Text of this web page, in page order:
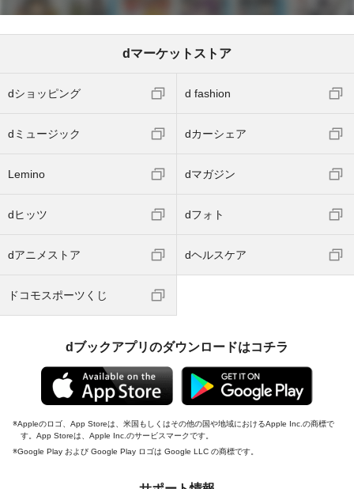
dマーケットストア
dショッピング d fashion
dミュージック dカーシェア
Lemino dマガジン
dヒッツ dフォト
dアニメストア dヘルスケア
ドコモスポーツくじ
dブックアプリのダウンロードはコチラ
Appleのロゴ、App Storeは、米国もしくはその他の国や地域におけるApple Inc.の商標で
す。App Storeは、Apple Inc.のサービスマークです。
Google Play および Google Play ロゴは Google LLC の商標です。